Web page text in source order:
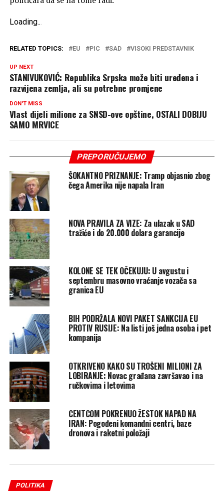
Loading..
RELATED TOPICS: EU PIC SAD VISOKI PREDSTAVNIK
UP NEXT
STANIVUKOVIĆ: Republika Srpska može biti uređena i
razvijena zemlja, ali su potrebne promjene
DON'T MISS
Vlast dijeli milione za SNSD-ove opštine, OSTALI DOBIJU
SAMO MRVICE
PREPORUČUJEMO
ŠOKANTNO PRIZNANJE: Tramp objasnio zbog
čega Amerika nije napala Iran
NOVA PRAVILA ZA VIZE: Za ulazak u SAD
tražiće i do 20.000 dolara garancije
KOLONE SE TEK OČEKUJU: U avgustu i
septembru masovno vraćanje vozača sa
granica EU
BIH PODRŽALA NOVI PAKET SANKCIJA EU
PROTIV RUSIJE: Na listi još jedna osoba i pet
kompanija
OTKRIVENO KAKO SU TROŠENI MILIONI ZA
LOBIRANJE: Novac građana završavao i na
ručkovima i letovima
CENTCOM POKRENUO ŽESTOK NAPAD NA
IRAN: Pogođeni komandni centri, baze
dronova i raketni položaji
POLITIKA